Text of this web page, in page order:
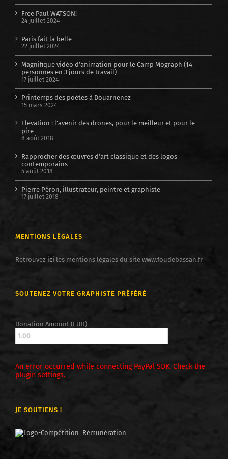
Free Paul WATSON!
24 juillet 2024
Paris fait la belle
22 juillet 2024
Magnifique vidéo d’animation pour le Camp Mograph (14
personnes en 3 jours de travail)
17 juillet 2024
Printemps des poètes à Douarnenez
15 mars 2024
Elevation : l’avenir des drones, pour le meilleur et pour le
pire
8 août 2018
Rapprocher des œuvres d’art classique et des logos
contemporains
5 août 2018
Pierre Péron, illustrateur, peintre et graphiste
17 juillet 2018
MENTIONS LÉGALES
Retrouvez ici les mentions légales du site www.foudebassan.fr
SOUTENEZ VOTRE GRAPHISTE PRÉFÉRÉ
Donation Amount (EUR)
An error occurred while connecting PayPal SDK. Check the
plugin settings.
JE SOUTIENS !